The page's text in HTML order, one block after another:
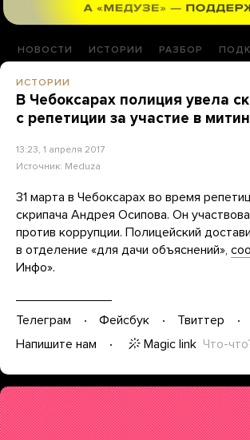
НОВОСТИ ИСТОРИИ РАЗБОР
ИСТОРИИ
В Чебоксарах полиция увела
с репетиции за участие в
13:23, 1 апреля 2017
Источник: Meduza
31 марта в Чебоксарах во время
скрипача Андрея Осипова. Он
против коррупции. Полицейский
в отделение «для дачи объяснений»,
Инфо».
Телеграм Фейсбук Твиттер
Напишите нам
Magic link Что-